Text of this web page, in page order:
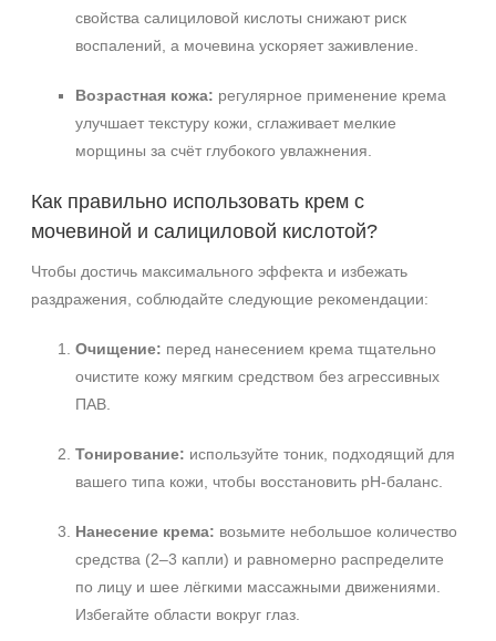
свойства салициловой кислоты снижают риск
воспалений, а мочевина ускоряет заживление.
Возрастная кожа: регулярное применение крема
улучшает текстуру кожи, сглаживает мелкие
морщины за счёт глубокого увлажнения.
Как правильно использовать крем с
мочевиной и салициловой кислотой?
Чтобы достичь максимального эффекта и избежать
раздражения, соблюдайте следующие рекомендации:
Очищение: перед нанесением крема тщательно
очистите кожу мягким средством без агрессивных
ПАВ.
Тонирование: используйте тоник, подходящий для
вашего типа кожи, чтобы восстановить pH‑баланс.
Нанесение крема: возьмите небольшое количество
средства (2–3 капли) и равномерно распределите
по лицу и шее лёгкими массажными движениями.
Избегайте области вокруг глаз.